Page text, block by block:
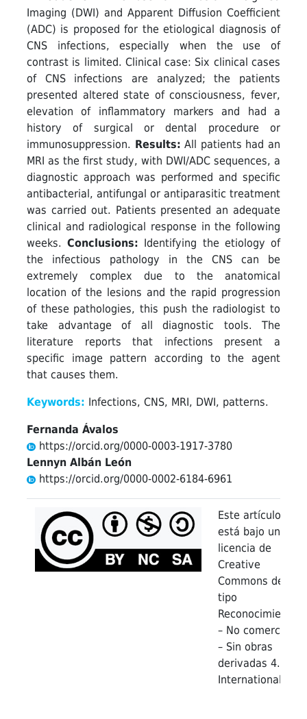
Imaging (DWI) and Apparent Diffusion Coefficient
(ADC) is proposed for the etiological diagnosis of
CNS infections, especially when the use of
contrast is limited. Clinical case: Six clinical cases
of CNS infections are analyzed; the patients
presented altered state of consciousness, fever,
elevation of inflammatory markers and had a
history of surgical or dental procedure or
immunosuppression. Results: All patients had an
MRI as the first study, with DWI/ADC sequences, a
diagnostic approach was performed and specific
antibacterial, antifungal or antiparasitic treatment
was carried out. Patients presented an adequate
clinical and radiological response in the following
weeks.Conclusions: Identifying the etiology of
the infectious pathology in the CNS can be
extremely complex due to the anatomical
location of the lesions and the rapid progression
of these pathologies, this push the radiologist to
take advantage of all diagnostic tools. The
literature reports that infections present a
specific image pattern according to the agent
that causes them.
Keywords: Infections, CNS, MRI, DWI, patterns.
Fernanda Ávalos
https://orcid.org/0000-0003-1917-3780
Lennyn Albán León
https://orcid.org/0000-0002-6184-6961
Este artículo
está bajo una
licencia de
Creative
Commons de
tipo
Reconocimiento
– No comercial
– Sin obras
derivadas 4.0
International.